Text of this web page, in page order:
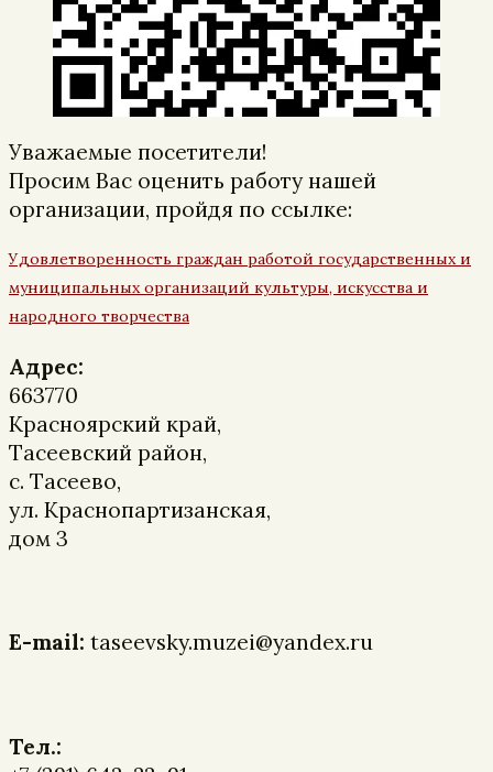
Уважаемые посетители!
Просим Вас оценить работу нашей
организации, пройдя по ссылке:
Удовлетворенность граждан работой государственных и
муниципальных организаций культуры, искусства и
народного творчества
Адрес:
663770
Красноярский край,
Тасеевский район,
с. Тасеево,
ул. Краснопартизанская,
дом 3
E-mail: taseevsky.muzei@yandex.ru
Тел.: